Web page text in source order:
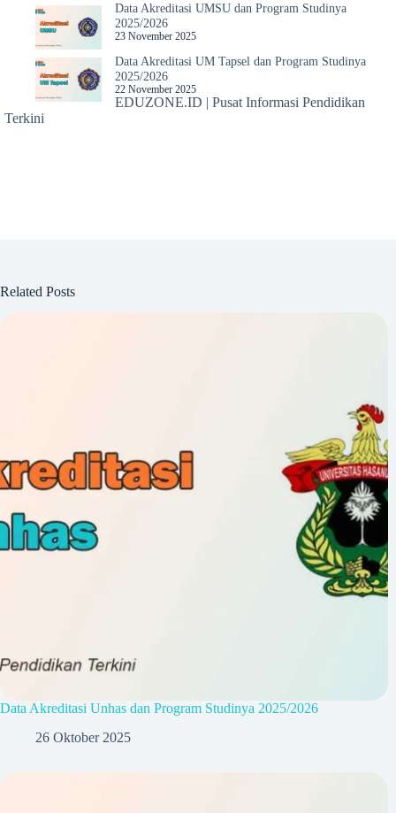
Data Akreditasi UMSU dan Program Studinya
2025/2026
23 November 2025
Data Akreditasi UM Tapsel dan Program Studinya
2025/2026
22 November 2025
EDUZONE.ID | Pusat Informasi Pendidikan
Terkini
Related Posts
Data Akreditasi Unhas dan Program Studinya 2025/2026
26 Oktober 2025